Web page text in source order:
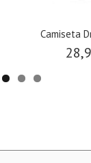
Camiseta